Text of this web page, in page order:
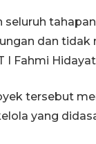
dan
I Fahmi
tersebut
yang